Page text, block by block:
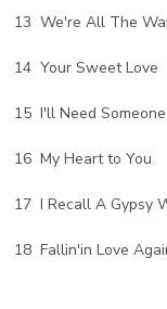
13 We're All The
14 Your Sweet Love
15 I'll Need
16 My Heart to You
17 I Recall A Gypsy
18 Fallin'in Love